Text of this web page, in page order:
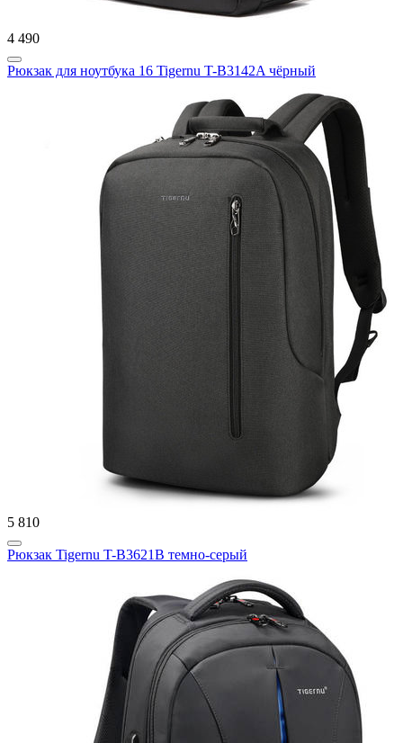
4 490
Рюкзак для ноутбука 16 Tigernu T-B3142A чёрный
5 810
Рюкзак Tigernu T-B3621B темно-серый